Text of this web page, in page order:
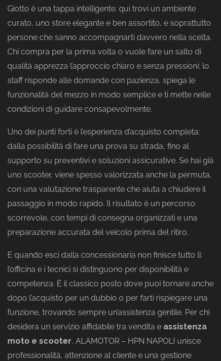
Giotto è una tappa intelligente: qui trovi un ambiente
curato, uno store elegante e ben assortito, e soprattutto
persone che sanno accompagnarti davvero nella scelta.
Chi compra per la prima volta o vuole fare un salto di
qualità apprezza l’approccio chiaro e senza pressioni: lo
staff risponde alle domande con pazienza, spiega le
funzionalità del mezzo in modo semplice e ti mette nelle
condizioni di guidare consapevolmente.
Uno dei punti forti è l’esperienza d’acquisto completa:
dalla possibilità di fare una prova su strada, fino al
supporto su preventivi e soluzioni assicurative. Se hai già
uno scooter, viene spesso valorizzata anche la permuta,
con una valutazione trasparente che aiuta a chiudere il
passaggio in modo rapido. Il risultato è un percorso
scorrevole, con tempi di consegna organizzati e una
preparazione accurata del veicolo prima del ritiro.
E quando esci dalla concessionaria non finisce tutto lì:
l’officina e i tecnici si distinguono per disponibilità e
competenza. È il classico posto dove puoi tornare anche
dopo l’acquisto per un dubbio o per farti rispiegare una
funzione, trovando sempre un’assistenza gentile. Per chi
desidera un servizio affidabile tra vendita e assistenza
moto e scooter, ALAMOTOR – HPN NAPOLI unisce
professionalità, attenzione al cliente e una gestione